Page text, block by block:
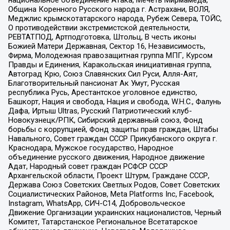
Община Коренного Русского народа г. Астрахани, ВОЛЯ,
Меджлис крымскотатарского народа, Рубеж Севера, ТОЙС,
О противодействии экстремистской деятельности,
РЕВТАТПОД, Артподготовка, Штольц, В честь иконы
Божией Матери Державная, Сектор 16, Независимость,
Фирма, Молодежная правозащитная группа МПГ, Курсом
Правды и Единения, Каракольская инициативная группа,
Автоград Крю, Союз Славянских Сил Руси, Алля-Аят,
Благотворительный пансионат Ак Умут, Русская
республика Русь, Арестантское уголовное единство,
Башкорт, Нация и свобода, Нация и свобода, W.H.С., Фалунь
Дафа, Иртыш Ultras, Русский Патриотический клуб-
Новокузнецк/РПК, Сибирский державный союз, Фонд
борьбы с коррупцией, Фонд защиты прав граждан, Штабы
Навального, Совет граждан СССР Прикубанского округа г.
Краснодара, Мужское государство, Народное
объединение русского движения, Народное движение
Адат, Народный совет граждан РСФСР СССР
Архангельской области, Проект Штурм, Граждане СССР,
Держава Союз Советских Светлых Родов, Совет Советских
Социалистических Районов, Meta Platforms Inc, Facebook,
Instagram, WhatsApp, СИЧ-С14, Добровольческое
Движение Организации украинских националистов, Черный
Комитет, Татарстанское Региональное Всетатарское